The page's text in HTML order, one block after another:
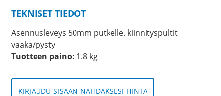
TEKNISET TIEDOT
Asennusleveys 50mm putkelle. kiinnityspultit
vaaka/pysty
Tuotteen paino: 1.8 kg
KIRJAUDU SISÄÄN NÄHDÄKSESI HINTA